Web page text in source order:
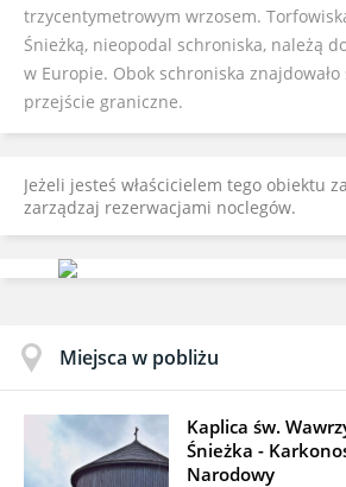
trzycentymetrowym wrzosem.
Śnieżką, nieopodal schroniska, należą
w Europie. Obok schroniska
przejście graniczne.
Jeżeli jesteś właścicielem tego obiektu
zarządzaj rezerwacjami noclegów.
Miejsca w pobliżu
Kaplica św.
Śnieżka -
Narodowy